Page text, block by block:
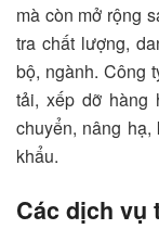
mà còn mở rộng
tra chất lượng,
bộ, ngành. Công
tải, xếp dỡ hàng
chuyển, nâng
khẩu.
Các dịch vụ